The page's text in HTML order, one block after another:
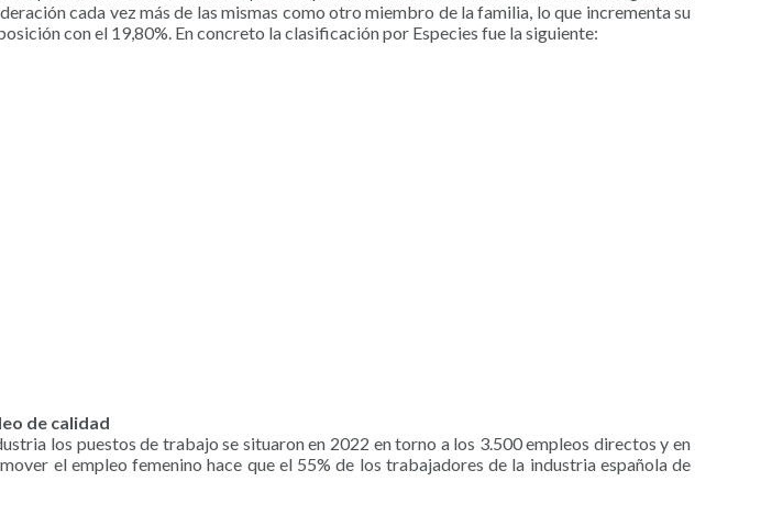
cada vez más de las mismas como otro miembro de la familia, lo que incrementa su
con el 19,80%. En concreto la clasificación por Especies fue la siguiente:
de calidad
los puestos de trabajo se situaron en 2022 en torno a los 3.500 empleos directos y en
el empleo femenino hace que el 55% de los trabajadores de la industria española de